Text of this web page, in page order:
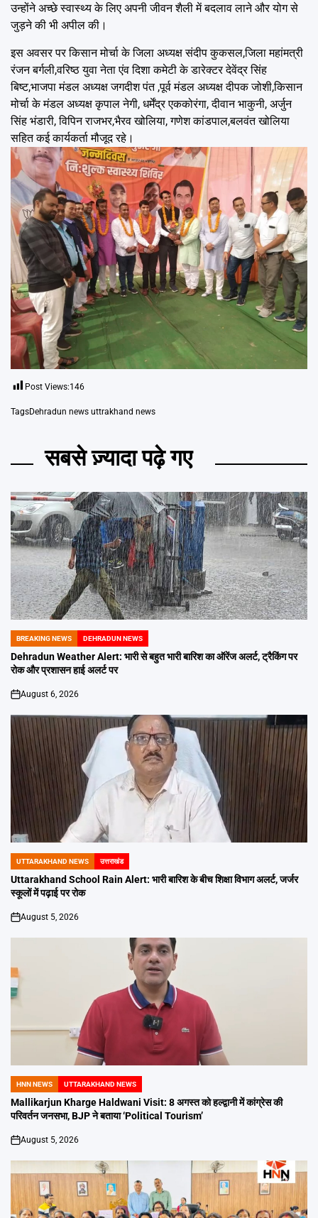
उन्होंने अच्छे स्वास्थ्य के लिए अपनी जीवन शैली में बदलाव लाने और योग से
जुड़ने की भी अपील की।
इस अवसर पर किसान मोर्चा के जिला अध्यक्ष संदीप कुकसल,जिला महांमत्री
रंजन बर्गली,वरिष्ठ युवा नेता एंव दिशा कमेटी के डारेक्टर देवेंद्र सिंह
बिष्ट,भाजपा मंडल अध्यक्ष जगदीश पंत ,पूर्व मंडल अध्यक्ष दीपक जोशी,किसान
मोर्चा के मंडल अध्यक्ष कृपाल नेगी, धर्मेंद्र एककोरंगा, दीवान भाकुनी, अर्जुन
सिंह भंडारी, विपिन राजभर,भैरव खोलिया, गणेश कांडपाल,बलवंत खोलिया
सहित कई कार्यकर्ता मौजूद रहे।
Post Views:146
TagsDehradun news uttrakhand news
सबसे ज़्यादा पढ़े गए
POSTED
IN
BREAKING NEWS DEHRADUN NEWS
Dehradun Weather Alert: भारी से बहुत भारी बारिश का ऑरेंज अलर्ट, ट्रैकिंग पर
रोक और प्रशासन हाई अलर्ट पर
on
August 6, 2026
POSTED
IN
UTTARAKHAND NEWS उत्तराखंड
Uttarakhand School Rain Alert: भारी बारिश के बीच शिक्षा विभाग अलर्ट, जर्जर
स्कूलों में पढ़ाई पर रोक
on
August 5, 2026
POSTED
IN
HNN NEWS UTTARAKHAND NEWS
Mallikarjun Kharge Haldwani Visit: 8 अगस्त को हल्द्वानी में कांग्रेस की
परिवर्तन जनसभा, BJP ने बताया ‘Political Tourism’
on
August 5, 2026